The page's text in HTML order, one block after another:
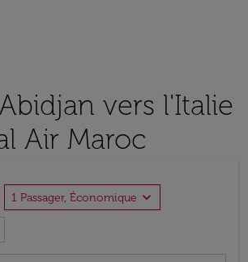
vers l'Italie
Air Maroc
1 Passager, Économique expand_more